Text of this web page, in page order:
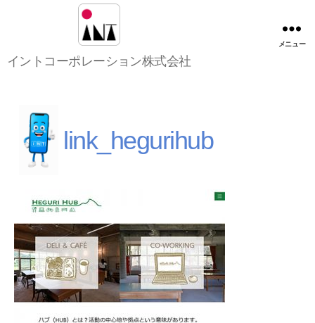
ン
レ
ン
株
式
会
社
イントコーポレーション株式会社
メニュー
link_hegurihub